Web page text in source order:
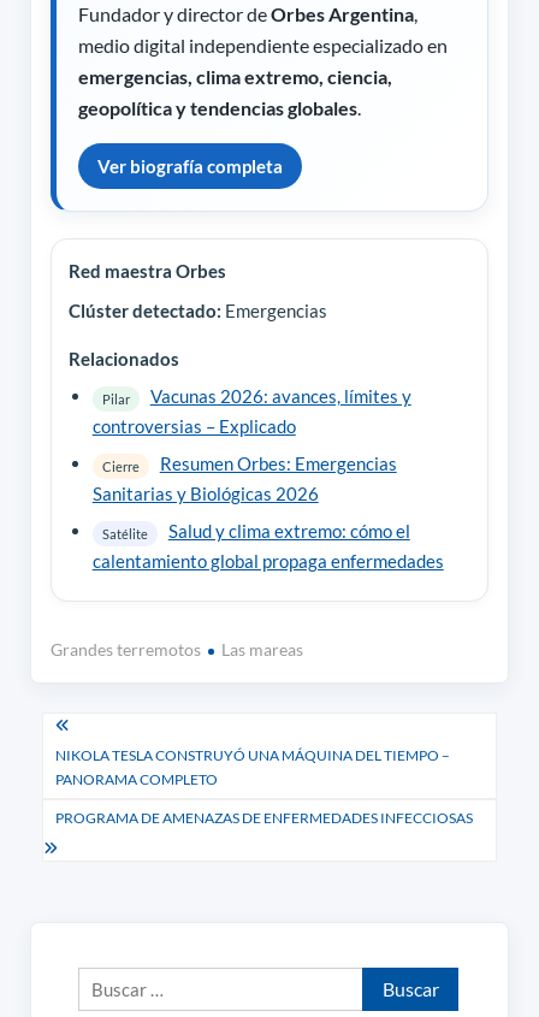
Fundador y director deOrbes Argentina,
medio digital independiente especializado en
emergencias, clima extremo, ciencia,
geopolítica y tendencias globales.
Ver biografía completa
Red maestra Orbes
Clúster detectado: Emergencias
Relacionados
Pilar
Vacunas 2026: avances, límites y
controversias – Explicado
Cierre
Resumen Orbes: Emergencias
Sanitarias y Biológicas 2026
Satélite
Salud y clima extremo: cómo el
calentamiento global propaga enfermedades
Grandes terremotos Las mareas
Navegación
de
entradas
NIKOLA TESLA CONSTRUYÓ UNA MÁQUINA DEL TIEMPO –
PANORAMA COMPLETO
PROGRAMA DE AMENAZAS DE ENFERMEDADES INFECCIOSAS
Buscar: